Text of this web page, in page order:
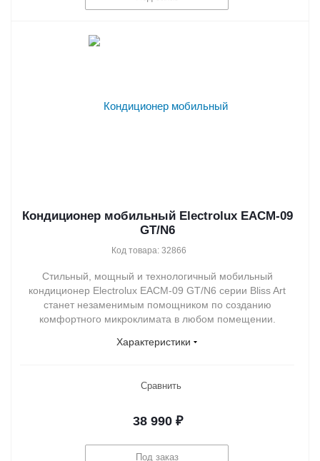
Кондиционер мобильный Electrolux EACM-09
GT/N6
Код товара: 32866
Стильный, мощный и технологичный мобильный
кондиционер Electrolux EACM-09 GT/N6 серии Bliss Art
станет незаменимым помощником по созданию
комфортного микроклимата в любом помещении.
Характеристики
Сравнить
38 990₽
Под заказ